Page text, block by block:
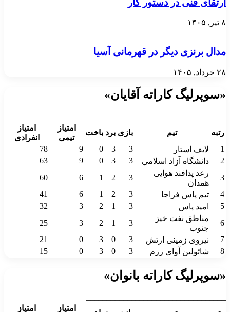
۸ تیر, ۱۴۰۵
مدال برنزی دیگر در قهرمانی آسیا
۲۸ خرداد, ۱۴۰۵
«سوپرلیگ کاراته آقایان»
رتبه
تیم بازی برد باخت
امتیاز
تیمی
امتیاز
انفرادی
1
لایف استار 3
3
0
9
78
2
دانشگاه آزاد اسلامی 3
3
0
9
63
3
رعد پدافند هوایی
همدان
3
2
1
6
60
4
تیم پاس فراجا 3
2
1
6
41
5
امید پاس 3
1
2
3
32
6
مناطق نفت خیز
جنوب
3
1
2
3
25
7
نیروی زمینی ارتش 3
0
3
0
21
8
شائولین آوای رزم 3
0
3
0
15
«سوپرلیگ کاراته بانوان»
امتیاز
امتیاز